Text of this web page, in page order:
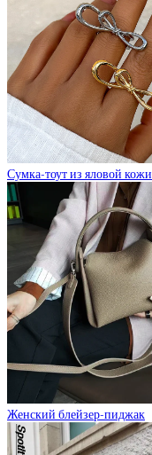
Сумка-тоут из яловой кожи
Женский блейзер-пиджак